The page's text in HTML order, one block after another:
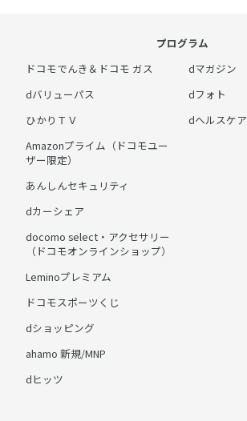
プログラム
ドコモでんき＆ドコモ ガス
dバリューパス
ひかりＴＶ
Amazonプライム（ドコモユー
ザー限定）
あんしんセキュリティ
dカーシェア
docomo select・アクセサリー
（ドコモオンラインショップ）
Leminoプレミアム
ドコモスポーツくじ
dショッピング
ahamo 新規/MNP
dヒッツ
dマガジン
dフォト
dヘルスケア